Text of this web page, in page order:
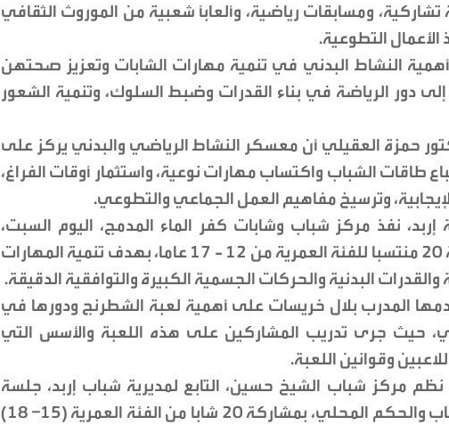
تشاركية، ومسابقات رياضية، وألعاباً شعبية من الموروث الثقافي
الأعمال التطوعية.
أهمية النشاط البدني في تنمية مهارات الشابات وتعزيز صحتهن
دور الرياضة في بناء القدرات وضبط السلوك، وتنمية الشعور
حمزة العقيلي أن معسكر النشاط الرياضي والبدني يركز على
طاقات الشباب واكتساب مهارات نوعية، واستثمار أوقات الفراغ،
وترسيخ مفاهيم العمل الجماعي والتطوعي.
نفذ مركز شباب وشابات كفر الماء المدمج، اليوم السبت،
مسابقة الشطرنج، بمشاركة 20 منتسبا للفئة العمرية من 12 - 17 عاما، بهدف تنمية المهارات
والقدرات البدنية والحركات الجسمية الكبيرة والتوافقية الدقيقة.
المدرب بلال خريسات على أهمية لعبة الشطرنج ودورها في
حيث جرى تدريب المشاركين على هذه اللعبة والأسس التي
وقوانين اللعبة.
نظم مركز شباب الشيخ حسين، التابع لمديرية شباب إربد، جلسة
حوارية تناولت موضوع الشباب والحكم المحلي، بمشاركة 20 شابا من الفئة العمرية (15– 18)